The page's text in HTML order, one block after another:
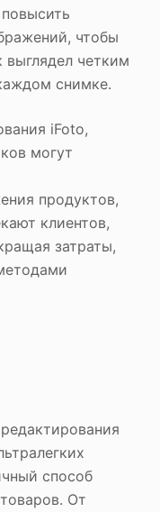
чтобы
выглядел четким
снимке.
iFoto,
могут
продуктов,
клиентов,
затраты,
способ
От